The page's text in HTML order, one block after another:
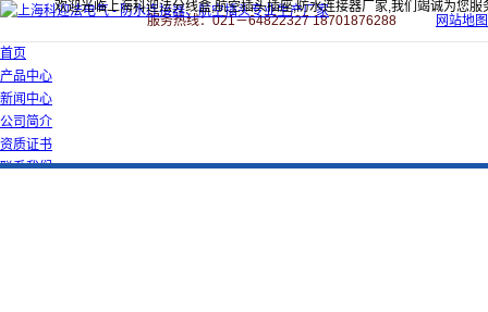
欢迎光临上海科迎法分线盒,航空插头插座,防水连接器厂家,我们竭诚为您服
服务热线：021－64822327 18701876288
网站地图
首页
产品中心
新闻中心
公司简介
资质证书
联系我们